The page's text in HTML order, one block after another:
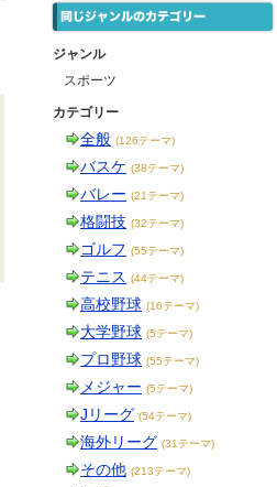
ジャンル
スポーツ
カテゴリー
全般 (126テーマ)
バスケ (38テーマ)
バレー (21テーマ)
格闘技 (32テーマ)
ゴルフ (55テーマ)
テニス (44テーマ)
高校野球 (16テーマ)
大学野球 (5テーマ)
プロ野球 (55テーマ)
メジャー (5テーマ)
Jリーグ (54テーマ)
海外リーグ (31テーマ)
その他 (213テーマ)